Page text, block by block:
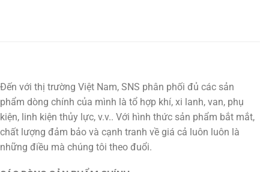
Đến với thị trường Việt Nam, SNS phân phối đủ các sản
phẩm dòng chính của mình là tổ hợp khí, xi lanh, van, phụ
kiện, linh kiện thủy lực, v.v.. Với hình thức sản phẩm bắt mắt,
chất lượng đảm bảo và cạnh tranh về giá cả luôn luôn là
những điều mà chúng tôi theo đuổi.